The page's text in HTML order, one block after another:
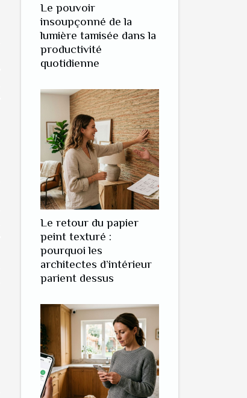
Le pouvoir
insoupçonné de la
lumière tamisée dans la
productivité
quotidienne
Le retour du papier
peint texturé :
pourquoi les
architectes d’intérieur
parient dessus